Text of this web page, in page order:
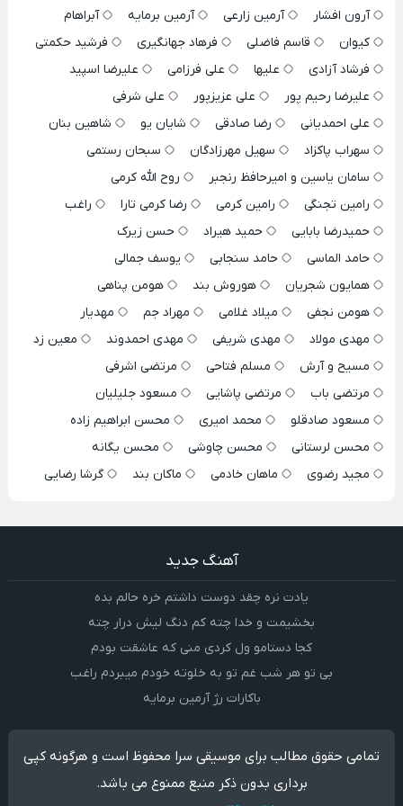
آرون افشار
آرمین زارعی آرمین برمایه
آبراهام
کیوان
قاسم فاضلی فرهاد جهانگیری
فرشید حکمتی
فرشاد آزادی
علیها علی فرزامی
علیرضا اسپید
علیرضا رحیم پور
علی عزیزپور
علی شرفی
علی احمدیانی
رضا صادقی شایان یو
شاهین بنان
سهراب پاکزاد
سهیل مهرزادگان
سبحان رستمی
سامان یاسین و امیرحافظ رنجبر
روح الله کرمی
رامین تجنگی
رامین کرمی رضا کرمی تارا
راغب
حمیدرضا بابایی
حمید هیراد
حسن زیرک
حامد الماسی
حامد سنجابی
یوسف جمالی
همایون شجریان
هوروش بند
هومن پناهی
هومن نجفی
میلاد غلامی مهراد جم
مهدیار
مهدی مولاد
مهدی شریفی مهدی احمدوند
معین زد
مسیح و آرش
مسلم فتاحی
مرتضی اشرفی
مرتضی باب
مرتضی پاشایی
مسعود جلیلیان
مسعود صادقلو
محمد امیری
محسن ابراهیم زاده
محسن لرستانی
محسن چاوشی
محسن یگانه
مجید رضوی
ماهان خادمی ماکان بند گرشا رضایی
آهنگ جدید
یادت نره چقد دوست داشتم خره حالم بده
بخشیمت و خدا چته کم دنگ لیش درار چته
کجا دستامو ول کردی منی که عاشقت بودم
بی تو هر شب غم تو به خلوته خودم میبردم راغب
باکارات رژ آرمین برمایه
تمامی حقوق مطالب برای موسیقی سرا محفوظ است و هرگونه کپی
برداری بدون ذکر منبع ممنوع می باشد.